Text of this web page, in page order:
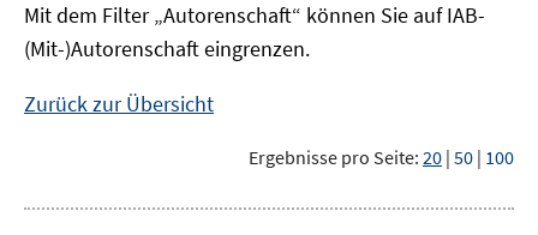
Mit dem Filter „Autorenschaft“ können Sie auf IAB-
(Mit-)Autorenschaft eingrenzen.
Zurück zur Übersicht
Ergebnisse pro Seite: 20 | 50 | 100